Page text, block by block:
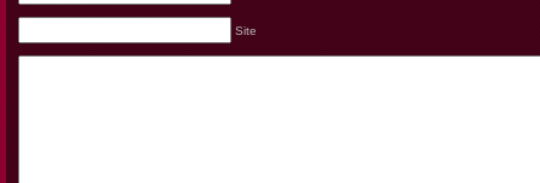
Site